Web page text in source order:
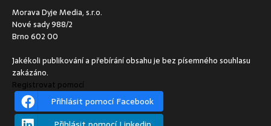
Morava Dyje Media, s.r.o.
Nové sady 988/2
Brno 602 00
Jakékoli publikování a přebírání obsahu je bez písemného souhlasu
zakázáno.
Registrovat pomocí
Přihlásit pomocí Facebook